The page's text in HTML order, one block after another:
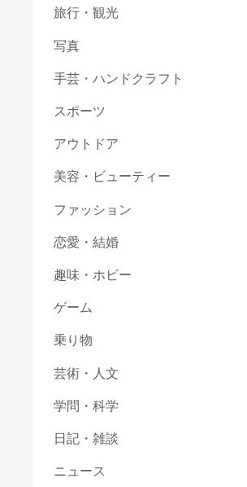
旅行・観光
写真
手芸・ハンドクラフト
スポーツ
アウトドア
美容・ビューティー
ファッション
恋愛・結婚
趣味・ホビー
ゲーム
乗り物
芸術・人文
学問・科学
日記・雑談
ニュース